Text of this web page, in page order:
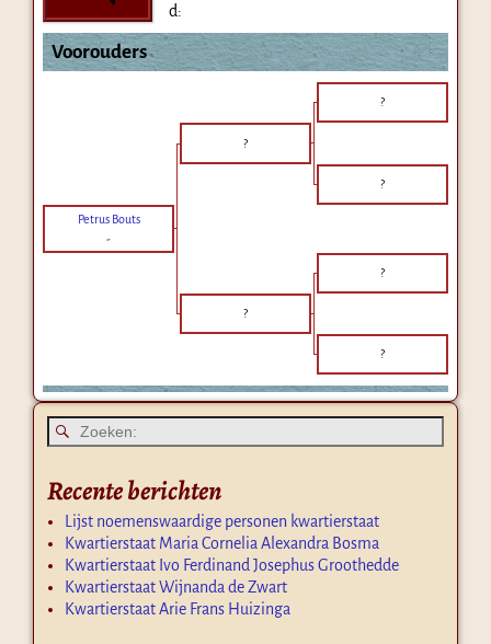
d:
Voorouders
?
?
?
Petrus Bouts
-
?
?
?
Recente berichten
Lijst noemenswaardige personen kwartierstaat
Kwartierstaat Maria Cornelia Alexandra Bosma
Kwartierstaat Ivo Ferdinand Josephus Groothedde
Kwartierstaat Wijnanda de Zwart
Kwartierstaat Arie Frans Huizinga